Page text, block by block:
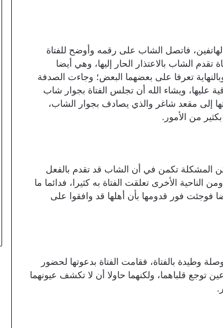
فاتصل الشاب على رقمه وأوضح للفتاة
الشاب بالاعتذار الحار إليها، وهي أيضا
تعرفا على بعضهما البعض؛ وجاءت الصدفة
عليها، ويشاء الله أن تجلس الفتاة بجوار شاب
إلى مقعد شاغر والذي يصادف بجوار الشاب،
من الأمور.
المشكلة تكمن في أن الشاب قد تقدم بالفعل
الأخرى تعلقت الفتاة به كثيرا، فدائما ما
فوجئت فور قدومها بأن أهلها قد وافقوا على
وطيدة بالفتاة، فقامت الفتاة بدعوتها لحضور
توجع قلباهما، ولكنهما حاولا أن لا تكشف عيونهما